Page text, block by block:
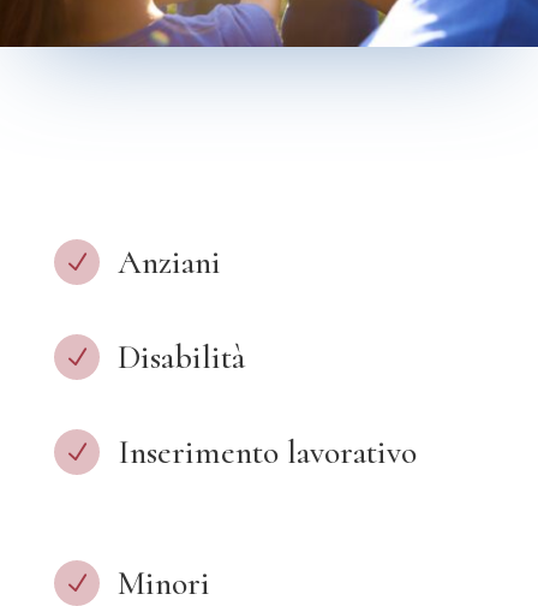
N Anziani
N Disabilità
N Inserimento lavorativo
N Minori